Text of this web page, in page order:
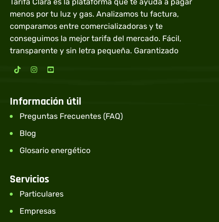
menos por tu luz y gas. Analizamos tu factura,
comparamos entre comercializadoras y te
conseguimos la mejor tarifa del mercado. Fácil,
transparente y sin letra pequeña. Garantizado
Información útil
Preguntas Frecuentes (FAQ)
Blog
Glosario energético
Servicios
Particulares
Empresas